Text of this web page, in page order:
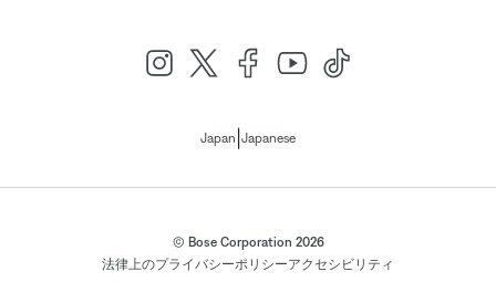
Japan Japanese
© Bose Corporation 2026
法律上のプライバシーポリシーアクセシビリティ